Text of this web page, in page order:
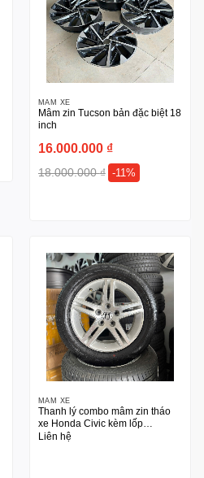
MÂM XE
Mâm zin Tucson bản đặc biệt 18
inch
16.000.000 ₫
18.000.000₫ -11%
MÂM XE
Thanh lý combo mâm zin tháo
xe Honda Civic kèm lốp
215/55R16 Maxxit
Liên hệ